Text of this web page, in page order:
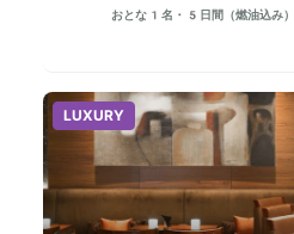
おとな1名・5日間（燃油込み）
LUXURY